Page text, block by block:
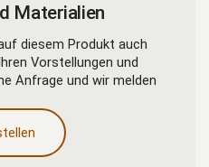
Materialien
diesem Produkt auch
Vorstellungen und
Anfrage und wir melden